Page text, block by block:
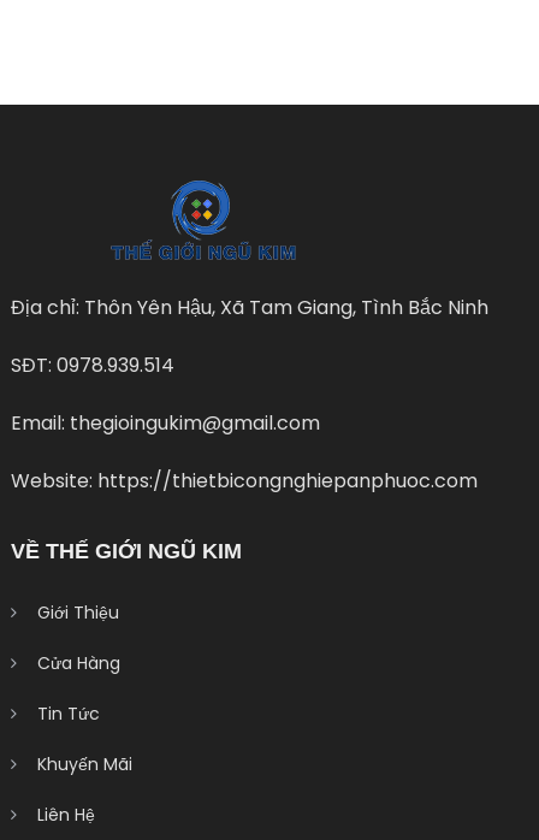
Địa chỉ: Thôn Yên Hậu, Xã Tam Giang, Tình Bắc Ninh
SĐT: 0978.939.514
Email: thegioingukim@gmail.com
Website: https://thietbicongnghiepanphuoc.com
VỀ THẾ GIỚI NGŨ KIM
Giới Thiệu
Cửa Hàng
Tin Tức
Khuyến Mãi
Liên Hệ